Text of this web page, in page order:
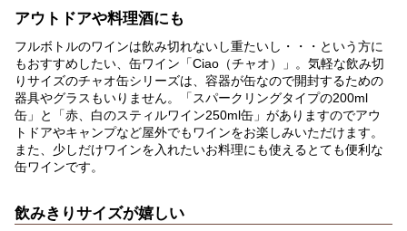
アウトドアや料理酒にも
フルボトルのワインは飲み切れないし重たいし・・・という方に
もおすすめしたい、缶ワイン「Ciao（チャオ）」。気軽な飲み切
りサイズのチャオ缶シリーズは、容器が缶なので開封するための
器具やグラスもいりません。
「スパークリングタイプの200ml
缶」
と 「赤、白のスティルワイン250ml缶」 がありますのでアウ
トドアやキャンプなど屋外でもワインをお楽しみいただけます。
また、少しだけワインを入れたいお料理にも使えるとても便利な
缶ワインです。
飲みきりサイズが嬉しい